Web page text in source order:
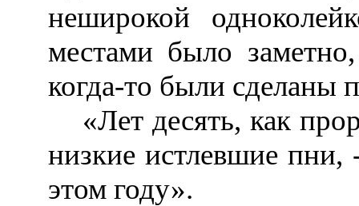
неширокой
местами было
когда-то были сделаны
«Лет десять, как
низкие истлевшие
этом году».